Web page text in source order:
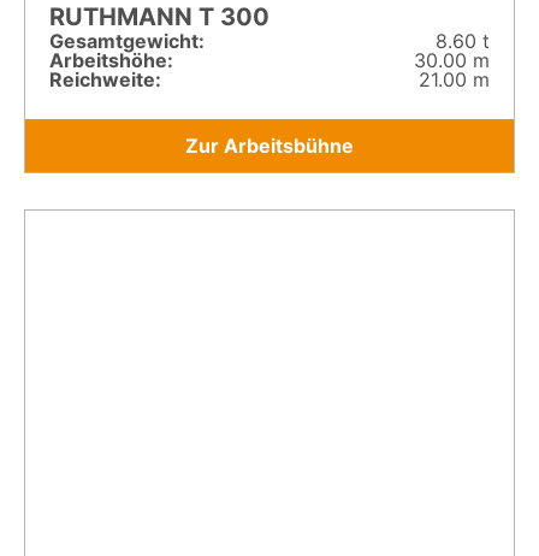
RUTHMANN T 300
Gesamt­gewicht:
8.60 t
Arbeitshöhe:
30.00 m
Reichweite:
21.00 m
Zur Arbeitsbühne